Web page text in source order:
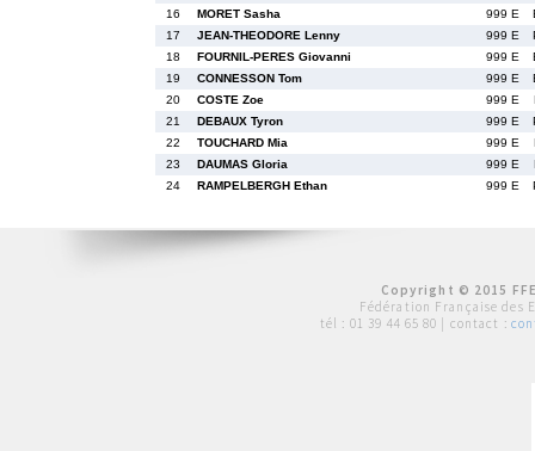
16
MORET Sasha 999 E
17
JEAN-THEODORE Lenny 999 E
18
FOURNIL-PERES Giovanni 999 E
19
CONNESSON Tom 999 E
20
COSTE Zoe 999 E
21
DEBAUX Tyron 999 E
22
TOUCHARD Mia 999 E
23
DAUMAS Gloria 999 E
24
RAMPELBERGH Ethan 999 E
Copyright © 2015
Fédération Française des
tél : 01 39 44 65 80 | contact :